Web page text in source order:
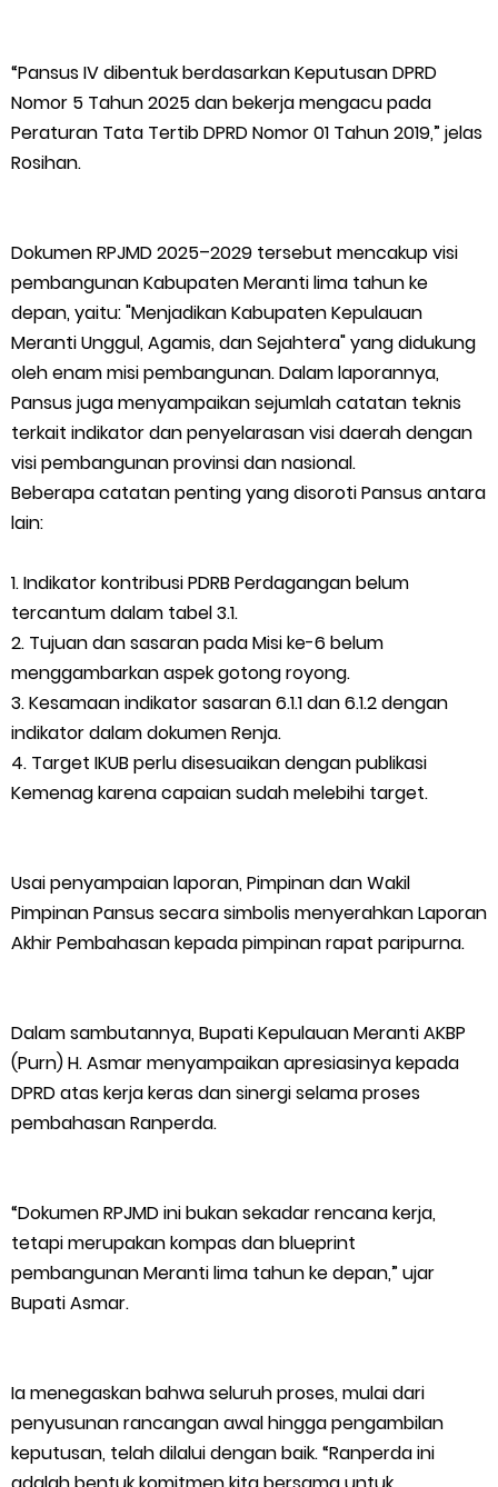
Kapolres Kep. Meranti Besuk Tokoh Masyarakat H. Katan di
Jagung 1,5 Hektare, Dukung Ketahanan Pangan
Kepulauan Meranti Sambut Kapolres Baru dan Tamu Melaka
dengan Tepung Tawar, Persaudaraan Serumpun Kian Erat
Polsek Kawasan Pelabuhan Tembilahan Perkuat Ketahanan
Pangan Lewat Pendampingan Budidaya Jagung
Musyawarah LAM Ke-3 Tualang Sukses, Zulkifli Z (Nomor Urut 1)
Resmi Terpilih Pimpin Lembaga Adat
Thursday, 6 August
“Pansus IV dibentuk berdasarkan Keputusan DPRD
Nomor 5 Tahun 2025 dan bekerja mengacu pada
Peraturan Tata Tertib DPRD Nomor 01 Tahun 2019,” jelas
Rosihan.
Dokumen RPJMD 2025–2029 tersebut mencakup visi
pembangunan Kabupaten Meranti lima tahun ke
depan, yaitu: "Menjadikan Kabupaten Kepulauan
Meranti Unggul, Agamis, dan Sejahtera" yang didukung
oleh enam misi pembangunan. Dalam laporannya,
Pansus juga menyampaikan sejumlah catatan teknis
terkait indikator dan penyelarasan visi daerah dengan
visi pembangunan provinsi dan nasional.
Beberapa catatan penting yang disoroti Pansus antara
lain:
1. Indikator kontribusi PDRB Perdagangan belum
tercantum dalam tabel 3.1.
2. Tujuan dan sasaran pada Misi ke-6 belum
menggambarkan aspek gotong royong.
3. Kesamaan indikator sasaran 6.1.1 dan 6.1.2 dengan
indikator dalam dokumen Renja.
4. Target IKUB perlu disesuaikan dengan publikasi
Kemenag karena capaian sudah melebihi target.
Usai penyampaian laporan, Pimpinan dan Wakil
Pimpinan Pansus secara simbolis menyerahkan Laporan
Akhir Pembahasan kepada pimpinan rapat paripurna.
Dalam sambutannya, Bupati Kepulauan Meranti AKBP
(Purn) H. Asmar menyampaikan apresiasinya kepada
DPRD atas kerja keras dan sinergi selama proses
pembahasan Ranperda.
“Dokumen RPJMD ini bukan sekadar rencana kerja,
tetapi merupakan kompas dan blueprint
pembangunan Meranti lima tahun ke depan,” ujar
Bupati Asmar.
Ia menegaskan bahwa seluruh proses, mulai dari
penyusunan rancangan awal hingga pengambilan
keputusan, telah dilalui dengan baik. “Ranperda ini